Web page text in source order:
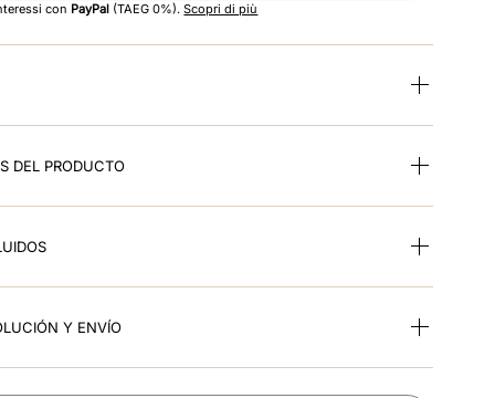
con PayPal (TAEG 0%).Scopri di più
DEL PRODUCTO
Y ENVÍO